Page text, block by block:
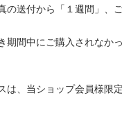
送付から「１週間」、ご
期間中にご購入されなか
は、当ショップ会員様限